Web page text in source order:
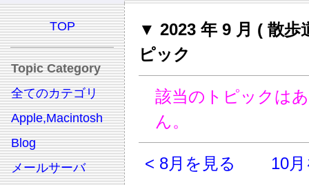
TOP
Topic Category
全てのカテゴリ
Apple,Macintosh
Blog
メールサーバ
▼ 2023 年 9 月 ( 散歩
ピック
該当のトピックは
ん。
< 8月を見る 10